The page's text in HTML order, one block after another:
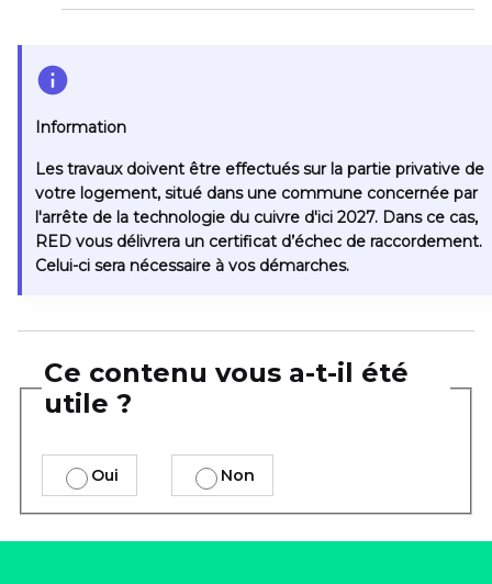
Information
Les travaux doivent être effectués sur la partie privative de
votre logement, situé dans une commune concernée par
l'arrête de la technologie du cuivre d'ici 2027. Dans ce cas,
RED vous délivrera un certificat d’échec de raccordement.
Celui-ci sera nécessaire à vos démarches.
Ce contenu vous a-t-il été
utile ?
Oui Non